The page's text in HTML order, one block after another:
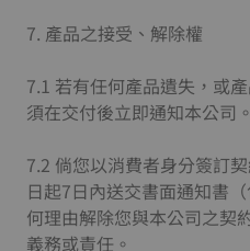
7. 產品之接受、解除權
7.1 若有任何產品遺失，或
須在交付後立即通知本公司。
7.2 倘您以消費者身分簽訂
日起7日內送交書面通知書
何理由解除您與本公司之契
義務或責任。